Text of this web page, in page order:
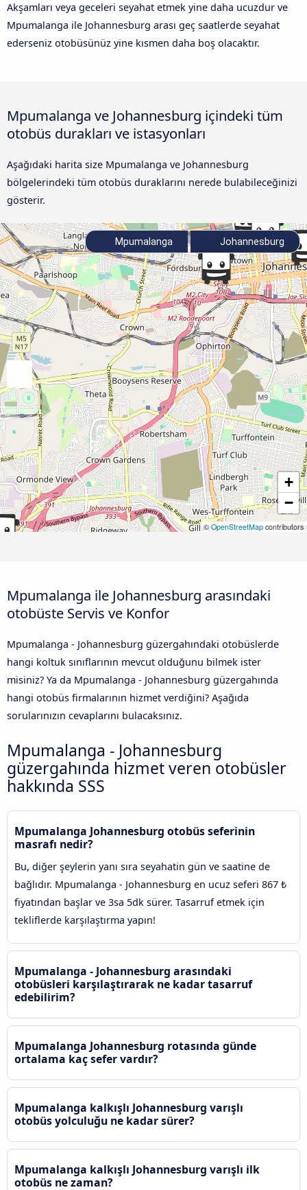
Akşamları veya geceleri seyahat etmek yine daha ucuzdur ve
Mpumalanga ile Johannesburg arası geç saatlerde seyahat
ederseniz otobüsünüz yine kısmen daha boş olacaktır.
Mpumalanga ve Johannesburg içindeki tüm
otobüs durakları ve istasyonları
Aşağıdaki harita size Mpumalanga ve Johannesburg
bölgelerindeki tüm otobüs duraklarını nerede bulabileceğinizi
gösterir.
+
−
©OpenStreetMap contributors
Mpumalanga Johannesburg
Mpumalanga ile Johannesburg arasındaki
otobüste Servis ve Konfor
Mpumalanga - Johannesburg güzergahındaki otobüslerde
hangi koltuk sınıflarının mevcut olduğunu bilmek ister
misiniz? Ya da Mpumalanga - Johannesburg güzergahında
hangi otobüs firmalarının hizmet verdiğini? Aşağıda
sorularınızın cevaplarını bulacaksınız.
Mpumalanga - Johannesburg
güzergahında hizmet veren otobüsler
hakkında SSS
Mpumalanga Johannesburg otobüs seferinin
masrafı nedir?
Bu, diğer şeylerin yanı sıra seyahatin gün ve saatine de
bağlıdır. Mpumalanga - Johannesburg en ucuz seferi 867 ₺
fiyatından başlar ve 3sa 5dk sürer. Tasarruf etmek için
tekliflerde karşılaştırma yapın!
Mpumalanga - Johannesburg arasındaki
otobüsleri karşılaştırarak ne kadar tasarruf
edebilirim?
Mpumalanga Johannesburg rotasında günde
ortalama kaç sefer vardır?
Mpumalanga kalkışlı Johannesburg varışlı
otobüs yolculuğu ne kadar sürer?
Mpumalanga kalkışlı Johannesburg varışlı ilk
otobüs ne zaman?